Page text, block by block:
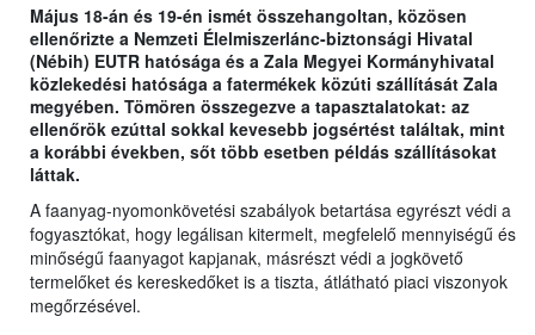
Május 18-án és 19-én ismét összehangoltan, közösen
ellenőrizte a Nemzeti Élelmiszerlánc-biztonsági Hivatal
(Nébih) EUTR hatósága és a Zala Megyei Kormányhivatal
közlekedési hatósága a fatermékek közúti szállítását Zala
megyében. Tömören összegezve a tapasztalatokat: az
ellenőrök ezúttal sokkal kevesebb jogsértést találtak, mint
a korábbi években, sőt több esetben példás szállításokat
láttak.
A faanyag-nyomonkövetési szabályok betartása egyrészt védi a
fogyasztókat, hogy legálisan kitermelt, megfelelő mennyiségű és
minőségű faanyagot kapjanak, másrészt védi a jogkövető
termelőket és kereskedőket is a tiszta, átlátható piaci viszonyok
megőrzésével.